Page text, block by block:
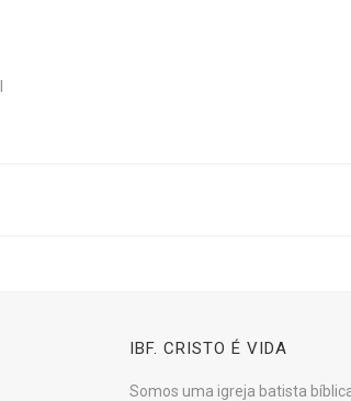
IBF. CRISTO É VIDA
Somos uma igreja batista